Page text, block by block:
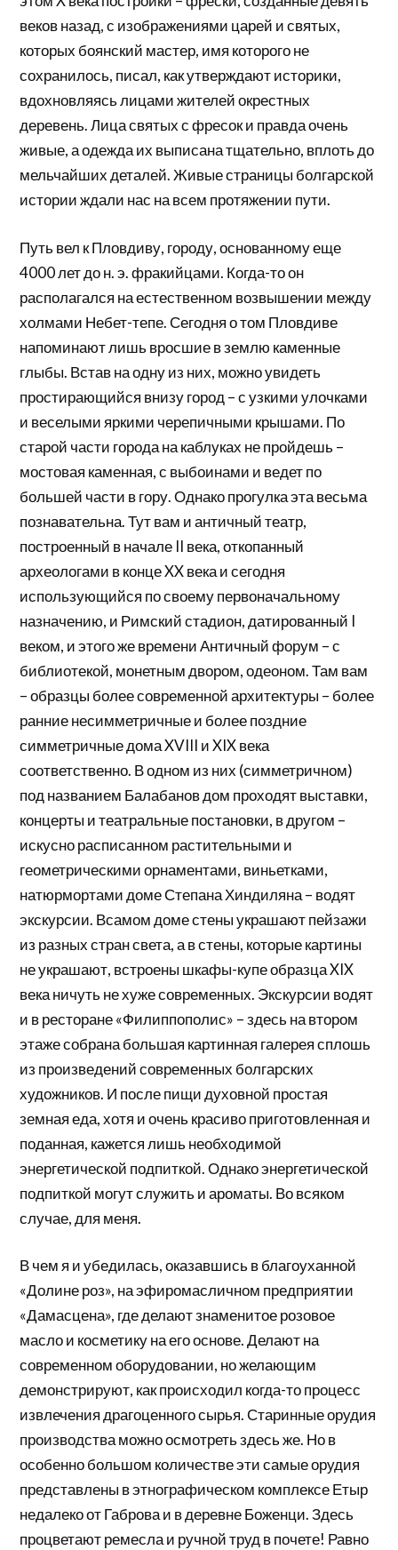
веков назад, с изображениями царей и святых,
которых боянский мастер, имя которого не
сохранилось, писал, как утверждают историки,
вдохновляясь лицами жителей окрестных
деревень. Лица святых с фресок и правда очень
живые, а одежда их выписана тщательно, вплоть до
мельчайших деталей. Живые страницы болгарской
истории ждали нас на всем протяжении пути.
Путь вел к Пловдиву, городу, основанному еще
4000 лет до н. э. фракийцами. Когда-то он
располагался на естественном возвышении между
холмами Небет-тепе. Сегодня о том Пловдиве
напоминают лишь вросшие в землю каменные
глыбы. Встав на одну из них, можно увидеть
простирающийся внизу город – с узкими улочками
и веселыми яркими черепичными крышами. По
старой части города на каблуках не пройдешь –
мостовая каменная, с выбоинами и ведет по
большей части в гору. Однако прогулка эта весьма
познавательна. Тут вам и античный театр,
построенный в начале II века, откопанный
археологами в конце XX века и сегодня
использующийся по своему первоначальному
назначению, и Римский стадион, датированный I
веком, и этого же времени Античный форум – с
библиотекой, монетным двором, одеоном. Там вам
– образцы более современной архитектуры – более
ранние несимметричные и более поздние
симметричные дома XVIII и XIX века
соответственно. В одном из них (симметричном)
под названием Балабанов дом проходят выставки,
концерты и театральные постановки, в другом –
искусно расписанном растительными и
геометрическими орнаментами, виньетками,
натюрмортами доме Степана Хиндиляна – водят
экскурсии. Всамом доме стены украшают пейзажи
из разных стран света, а в стены, которые картины
не украшают, встроены шкафы-купе образца XIX
века ничуть не хуже современных. Экскурсии водят
и в ресторане «Филиппополис» – здесь на втором
этаже собрана большая картинная галерея сплошь
из произведений современных болгарских
художников. И после пищи духовной простая
земная еда, хотя и очень красиво приготовленная и
поданная, кажется лишь необходимой
энергетической подпиткой. Однако энергетической
подпиткой могут служить и ароматы. Во всяком
случае, для меня.
В чем я и убедилась, оказавшись в благоуханной
«Долине роз», на эфиромасличном предприятии
«Дамасцена», где делают знаменитое розовое
масло и косметику на его основе. Делают на
современном оборудовании, но желающим
демонстрируют, как происходил когда-то процесс
извлечения драгоценного сырья. Старинные орудия
производства можно осмотреть здесь же. Но в
особенно большом количестве эти самые орудия
представлены в этнографическом комплексе Етыр
недалеко от Габрова и в деревне Боженци. Здесь
процветают ремесла и ручной труд в почете! Равно